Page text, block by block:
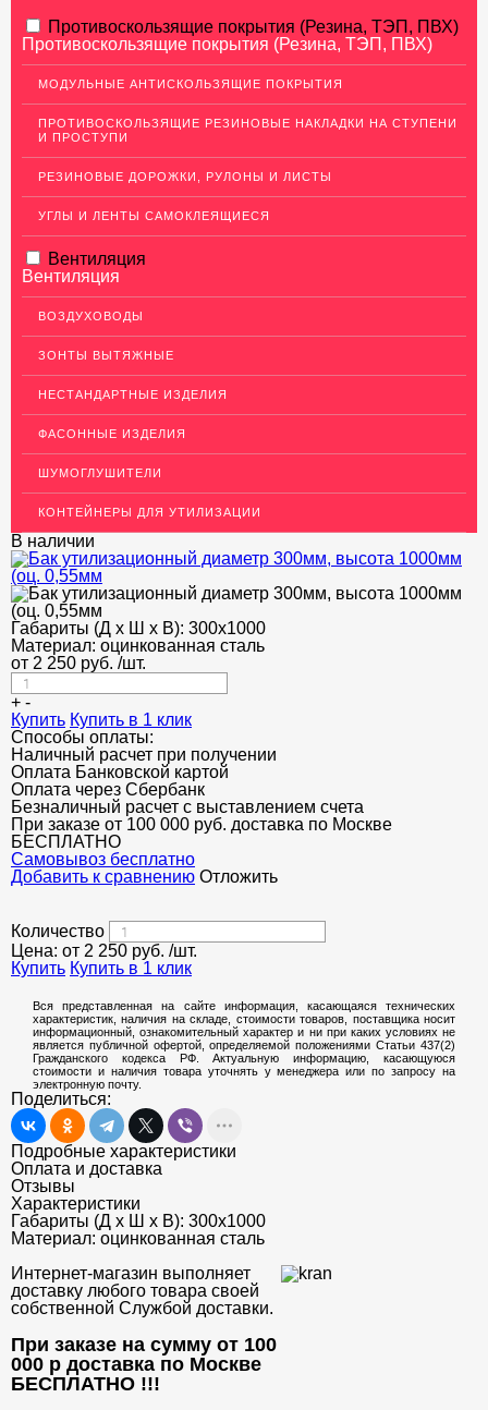
АЛЮМИНИЕВЫЙ ПРОКАТ
НЕРЖАВЕЮЩАЯ СТАЛЬ
МЕДНЫЙ ПРОКАТ
ЛАТУННЫЙ ПРОКАТ
ДЕКОР НЕРЖАВЕЙКА
ОГРАЖДЕНИЯ ДЛЯ ЛЕСТНИЦ
ЭЛЕКТРОДЫ
ДЕКОРАТИВНЫЙ УГОЛОК
МЕТАЛЛИЧЕСКИЕ ПОРОГИ НАПОЛЬНЫЕ (ДЛЯ ПОЛА),
РАСКЛАДКА, ПЛИНТУС
ПОТОЛКИ
АКЦИИ
НЕДОРОГОЙ МЕТАЛЛОПРОКАТ
Противоскользящие покрытия (Резина, ТЭП, ПВХ)
Противоскользящие покрытия (Резина, ТЭП, ПВХ)
МОДУЛЬНЫЕ АНТИСКОЛЬЗЯЩИЕ ПОКРЫТИЯ
ПРОТИВОСКОЛЬЗЯЩИЕ РЕЗИНОВЫЕ НАКЛАДКИ НА СТУПЕНИ
И ПРОСТУПИ
РЕЗИНОВЫЕ ДОРОЖКИ, РУЛОНЫ И ЛИСТЫ
УГЛЫ И ЛЕНТЫ САМОКЛЕЯЩИЕСЯ
Вентиляция
Вентиляция
ВОЗДУХОВОДЫ
ЗОНТЫ ВЫТЯЖНЫЕ
НЕСТАНДАРТНЫЕ ИЗДЕЛИЯ
ФАСОННЫЕ ИЗДЕЛИЯ
ШУМОГЛУШИТЕЛИ
КОНТЕЙНЕРЫ ДЛЯ УТИЛИЗАЦИИ
В наличии
Габариты (Д х Ш х В): 300х1000
Материал: оцинкованная сталь
от 2 250 руб. /шт.
+ -
Купить Купить в 1 клик
Способы оплаты:
Наличный расчет при получении
Оплата Банковской картой
Оплата через Сбербанк
Безналичный расчет с выставлением счета
При заказе от 100 000 руб. доставка по Москве
БЕСПЛАТНО
Cамовывоз бесплатно
Добавить к сравнению Отложить
Количество
Цена: от 2 250 руб. /шт.
Купить Купить в 1 клик
Вся представленная на сайте информация, касающаяся технических
характеристик, наличия на складе, стоимости товаров, поставщика носит
информационный, ознакомительный характер и ни при каких условиях не
является публичной офертой, определяемой положениями Статьи 437(2)
Гражданского кодекса РФ. Актуальную информацию, касающуюся
стоимости и наличия товара уточнять у менеджера или по запросу на
электронную почту.
Поделиться:
Подробные характеристики
Оплата и доставка
Отзывы
Характеристики
Габариты (Д х Ш х В): 300х1000
Материал: оцинкованная сталь
Интернет-магазин выполняет
доставку любого товара своей
собственной Службой доставки.
При заказе на сумму от 100
000 р доставка по Москве
БЕСПЛАТНО !!!